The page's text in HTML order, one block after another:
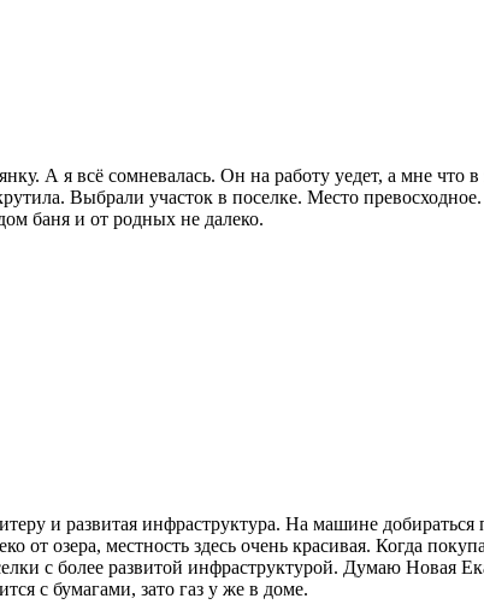
А я всё сомневалась. Он на работу уедет, а мне что
Выбрали участок в поселке. Место
баня и от родных не далеко.
и развитая инфраструктура. На машине добираться
от озера, местность здесь очень красивая. Когда
с более развитой инфраструктурой. Думаю Новая
с бумагами, зато газ у же в доме.